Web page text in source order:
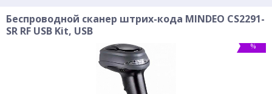
Беспроводной сканер штрих-кода MINDEO CS2291-
SR RF USB Kit, USB
%